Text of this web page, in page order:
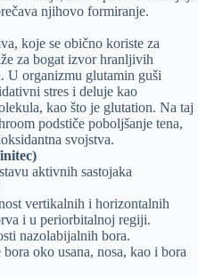
njihovo formiranje.
koje se obično koriste za
za bogat izvor hranljivih
U organizmu glutamin guši
stres i deluje kao
kao što je glutation. Na taj
podstiče poboljšanje tena,
svojstva.
aktivnih sastojaka
vertikalnih i horizontalnih
i u periorbitalnoj regiji.
nazolabijalnih bora.
oko usana, nosa, kao i bora